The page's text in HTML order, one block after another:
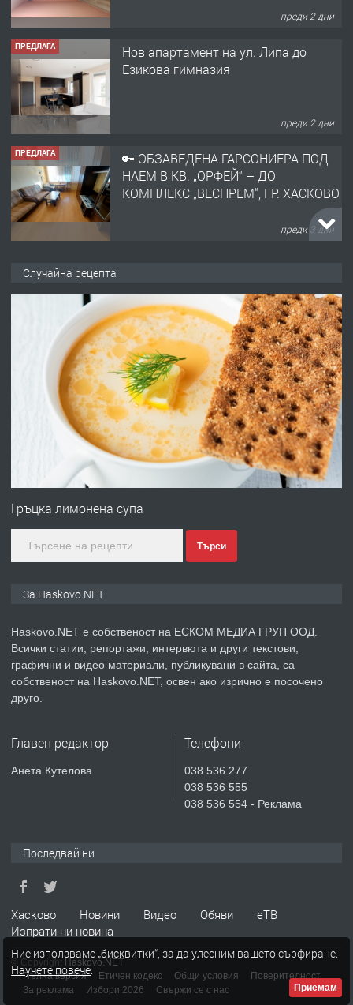
преди 2 дни
ПРЕДЛАГА
Нов апартамент на ул. Липа до
Езикова гимназия
преди 2 дни
ПРЕДЛАГА
🔑 ОБЗАВЕДЕНА ГАРСОНИЕРА ПОД
НАЕМ В КВ. „ОРФЕЙ“ – ДО
КОМПЛЕКС „ВЕСПРЕМ“, ГР. ХАСКОВО
преди 3 дни
АПАРТАМЕНТ В ЦЕНТЪРА НА ГР.
ХАСКОВО
преди 4 дни
Давам гараж под наем
преди 4 дни
№4120 Магазин/Офис под наем в кв.
градската градина!
преди 5 дни
ПРЕДЛАГА
Продавам парцел в гр. Хасково кв.
СГЛОБЯВАНЕ НА МЕБЕЛИ.
апартамент под наем в кв.
Училищни, гр. Хасково.
преди 5 дни
Случайна рецепта
Гръцка лимонена супа
Търси
За Haskovo.NET
Haskovo.NET е собственост на ЕСКОМ МЕДИА ГРУП ООД.
Всички статии, репортажи, интервюта и други текстови,
графични и видео материали, публикувани в сайта, са
собственост на Haskovo.NET, освен ако изрично е посочено
друго.
Главен редактор
Анета Кутелова
Телефони
038 536 277
038 536 555
038 536 554 - Реклама
Последвай ни
Хасково Новини Видео Обяви
еТВ
Изпрати ни новина
© Copyright Haskovo.NET
Пълна версия
Етичен кодекс Общи условия
Поверителност
За реклама
Избори 2026 Свържи се с нас
Ние използваме „бисквитки“, за да улесним вашето сърфиране.
Научете повече.
Приемам